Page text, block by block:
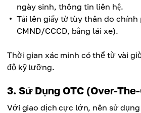
ngày sinh, thông tin liên hệ.
Tải lên giấy tờ tùy thân do chính
CMND/CCCD, bằng lái xe).
Thời gian xác minh có thể từ vài
độ kỹ lưỡng.
3. Sử Dụng OTC (Over-
Với giao dịch cực lớn, nên sử dụng